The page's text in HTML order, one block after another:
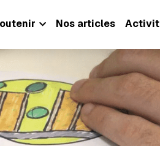
Nos articles